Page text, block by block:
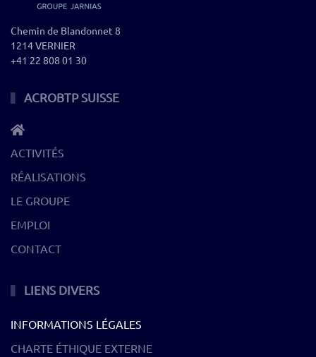
Chemin de Blandonnet 8
1214 VERNIER
+41 22 808 01 30
ACROBTP SUISSE
ACTIVITÉS
RÉALISATIONS
LE GROUPE
EMPLOI
CONTACT
LIENS DIVERS
INFORMATIONS LÉGALES
CHARTE ÉTHIQUE EXTERNE